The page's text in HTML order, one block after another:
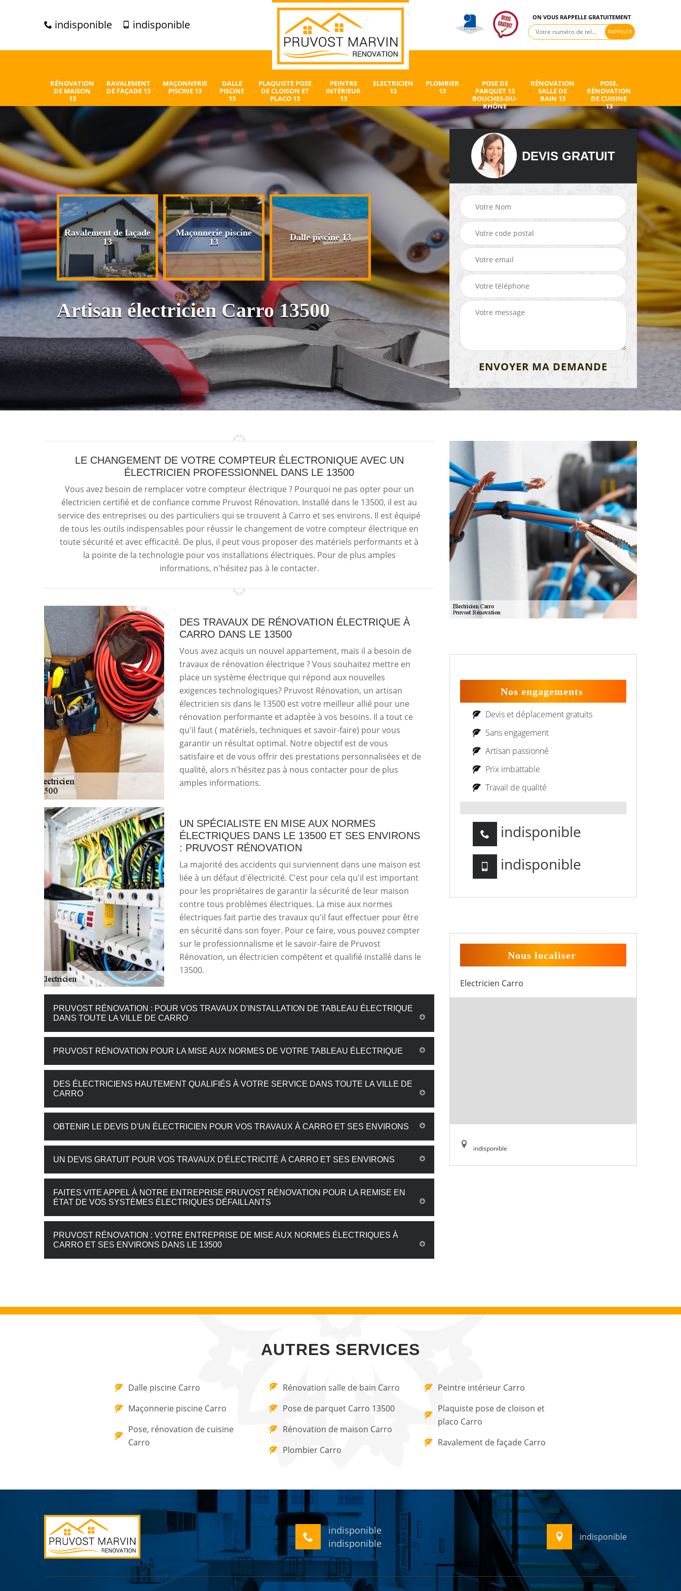
indisponible indisponible
ON VOUS RAPPELLE GRATUITEMENT
RÉNOVATION
DE MAISON
13
RAVALEMENT
DE FAÇADE 13
MAÇONNERIE
PISCINE 13
DALLE
PISCINE
13
PLAQUISTE POSE
DE CLOISON ET
PLACO 13
PEINTRE
INTÉRIEUR
13
ELECTRICIEN
13
PLOMBIER
13
POSE DE
PARQUET 13
BOUCHES-DU-
RHÔNE
RÉNOVATION
SALLE DE
BAIN 13
POSE,
RÉNOVATION
DE CUISINE
13
de maison
Ravalement de façade
13
Maçonnerie piscine
13
Dalle piscine 13
Plaquiste pose de
cloison et placo 13
Peintre intérieur 13 Electricien 13
Artisan électricien Carro 13500
DEVIS GRATUIT
LE CHANGEMENT DE VOTRE COMPTEUR ÉLECTRONIQUE AVEC UN
ÉLECTRICIEN PROFESSIONNEL DANS LE 13500
Vous avez besoin de remplacer votre compteur électrique ? Pourquoi ne pas opter pour un
électricien certifié et de confiance comme Pruvost Rénovation. Installé dans le 13500, il est au
service des entreprises ou des particuliers qui se trouvent à Carro et ses environs. Il est équipé
de tous les outils indispensables pour réussir le changement de votre compteur électrique en
toute sécurité et avec efficacité. De plus, il peut vous proposer des matériels performants et à
la pointe de la technologie pour vos installations électriques. Pour de plus amples
informations, n'hésitez pas à le contacter.
DES TRAVAUX DE RÉNOVATION ÉLECTRIQUE À
CARRO DANS LE 13500
Vous avez acquis un nouvel appartement, mais il a besoin de
travaux de rénovation électrique ? Vous souhaitez mettre en
place un système électrique qui répond aux nouvelles
exigences technologiques? Pruvost Rénovation, un artisan
électricien sis dans le 13500 est votre meilleur allié pour une
rénovation performante et adaptée à vos besoins. Il a tout ce
qu'il faut ( matériels, techniques et savoir-faire) pour vous
garantir un résultat optimal. Notre objectif est de vous
satisfaire et de vous offrir des prestations personnalisées et de
qualité, alors n'hésitez pas à nous contacter pour de plus
amples informations.
UN SPÉCIALISTE EN MISE AUX NORMES
ÉLECTRIQUES DANS LE 13500 ET SES ENVIRONS
: PRUVOST RÉNOVATION
La majorité des accidents qui surviennent dans une maison est
liée à un défaut d'électricité. C'est pour cela qu'il est important
pour les propriétaires de garantir la sécurité de leur maison
contre tous problèmes électriques. La mise aux normes
électriques fait partie des travaux qu'il faut effectuer pour être
en sécurité dans son foyer. Pour ce faire, vous pouvez compter
sur le professionnalisme et le savoir-faire de Pruvost
Rénovation, un électricien compétent et qualifié installé dans le
13500.
PRUVOST RÉNOVATION : POUR VOS TRAVAUX D'INSTALLATION DE TABLEAU ÉLECTRIQUE
DANS TOUTE LA VILLE DE CARRO
PRUVOST RÉNOVATION POUR LA MISE AUX NORMES DE VOTRE TABLEAU ÉLECTRIQUE
DES ÉLECTRICIENS HAUTEMENT QUALIFIÉS À VOTRE SERVICE DANS TOUTE LA VILLE DE
CARRO
OBTENIR LE DEVIS D'UN ÉLECTRICIEN POUR VOS TRAVAUX À CARRO ET SES ENVIRONS
UN DEVIS GRATUIT POUR VOS TRAVAUX D'ÉLECTRICITÉ À CARRO ET SES ENVIRONS
FAITES VITE APPEL À NOTRE ENTREPRISE PRUVOST RÉNOVATION POUR LA REMISE EN
ÉTAT DE VOS SYSTÈMES ÉLECTRIQUES DÉFAILLANTS
PRUVOST RÉNOVATION : VOTRE ENTREPRISE DE MISE AUX NORMES ÉLECTRIQUES À
CARRO ET SES ENVIRONS DANS LE 13500
Nos engagements
Devis et déplacement gratuits
Sans engagement
Artisan passionné
Prix imbattable
Travail de qualité
indisponible
indisponible
Nous localiser
Electricien Carro
indisponible
AUTRES SERVICES
Dalle piscine Carro
Maçonnerie piscine Carro
Pose, rénovation de cuisine
Carro
Rénovation salle de bain Carro
Pose de parquet Carro 13500
Rénovation de maison Carro
Plombier Carro
Peintre intérieur Carro
Plaquiste pose de cloison et
placo Carro
Ravalement de façade Carro
indisponible
indisponible
indisponible